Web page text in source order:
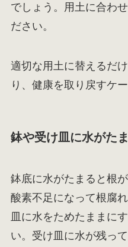
でしょう。用土に合わ
ださい。
適切な用土に替えるだ
り、健康を取り戻すケ
鉢や受け皿に水がた
鉢底に水がたまると根
酸素不足になって根腐
皿に水をためたままに
い。受け皿に水が残っ